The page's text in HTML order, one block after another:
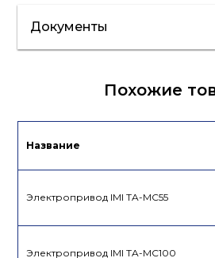
Документы
Декларация
Инструкция Лист
Похожие
Название
Электропривод IMI TA-MC55
Электропривод IMI TA-MC100